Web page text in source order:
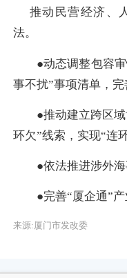
推动民营经济、
法。
●动态调整包容
事不扰”事项清单，完
●推动建立跨区域
环欠”线索，实现“连环
●依法推进涉外
●完善“厦企通”产
来源:厦门市发改委